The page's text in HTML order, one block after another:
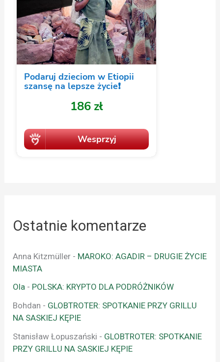
Ostatnie komentarze
Anna Kitzmüller - MAROKO: AGADIR – DRUGIE ŻYCIE
MIASTA
Ola - POLSKA: KRYPTO DLA PODRÓŻNIKÓW
Bohdan - GLOBTROTER: SPOTKANIE PRZY GRILLU
NA SASKIEJ KĘPIE
Stanisław Łopuszański - GLOBTROTER: SPOTKANIE
PRZY GRILLU NA SASKIEJ KĘPIE